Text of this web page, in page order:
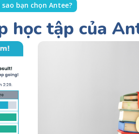
sao bạn chọn Antee?
học tập của